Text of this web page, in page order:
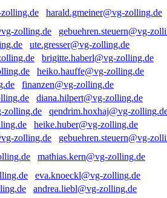
harald.gmeiner@vg-zolling.de
gebuehren.steuern@vg-
ute.gresser@vg-zolling.de
brigitte.haberl@vg-zolling.de
heiko.hauffe@vg-zolling.de
finanzen@vg-zolling.de
diana.hilpert@vg-zolling.de
qendrim.hoxhaj@vg-
heike.huber@vg-zolling.de
gebuehren.steuern@vg-
mathias.kern@vg-zolling.de
eva.knoeckl@vg-zolling.de
andrea.liebl@vg-zolling.de